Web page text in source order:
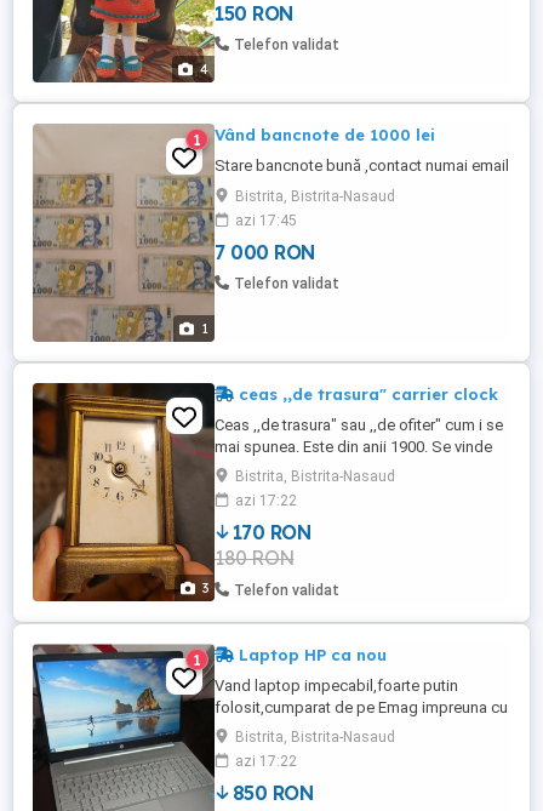
4
150 RON
Telefon validat
1
1 Vând bancnote de 1000 lei
Stare bancnote bună ,contact numai email
Bistrita, Bistrita-Nasaud
azi 17:45
7 000 RON
Telefon validat
3
ceas ,,de trasura" carrier clock
Ceas ,,de trasura" sau ,,de ofiter" cum i se
mai spunea. Este din anii 1900. Se vinde
exact cum se vede in poze,cred ca nu
functioneaza deoarece lipseste o rotița
din mecanism dupa cum mi-a zis un
ceasornicar. In consecință se vinde pentru
piese de schimb,recondiționare sau
obiect de decor.
Bistrita, Bistrita-Nasaud
azi 17:22
170 RON
180 RON
Telefon validat
1 Laptop HP ca nou
Vand laptop impecabil,foarte putin
folosit,cumparat de pe Emag impreuna cu
o husa originala dedicata si bineinteles
incarcatorul original. Are display de 15 full
HD, procesor Intel Pentium Gold, hard
SSD 250
Bistrita, Bistrita-Nasaud
azi 17:22
850 RON